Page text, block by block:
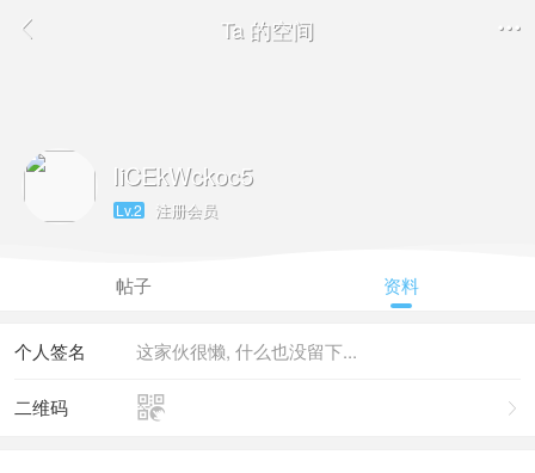
 Ta 的空间 
IiCEkWckoc5
Lv.2 注册会员
帖子 资料
这家伙很懒, 什么也没留下...
个人签名


二维码